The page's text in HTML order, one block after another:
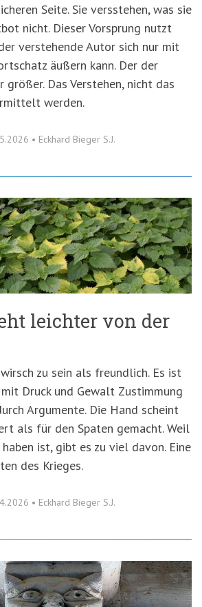
Seite. Sie versstehen, was sie
nicht. Dieser Vorsprung nutzt
verstehende Autor sich nur mit
äußern kann. Der der
Das Verstehen, nicht das
werden.
• Eckhard Bieger S.J.
leichter von der
zu sein als freundlich. Es ist
Druck und Gewalt Zustimmung
Argumente. Die Hand scheint
als für den Spaten gemacht. Weil
ist, gibt es zu viel davon. Eine
des Krieges.
• Eckhard Bieger S.J.